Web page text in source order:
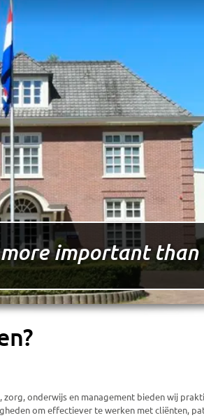
important
onderwijs en management bieden wij
om effectiever te werken met cliënten,